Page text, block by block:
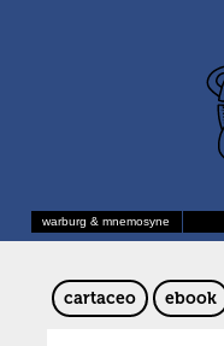
warburg & mnemosyne
cartaceo ebook